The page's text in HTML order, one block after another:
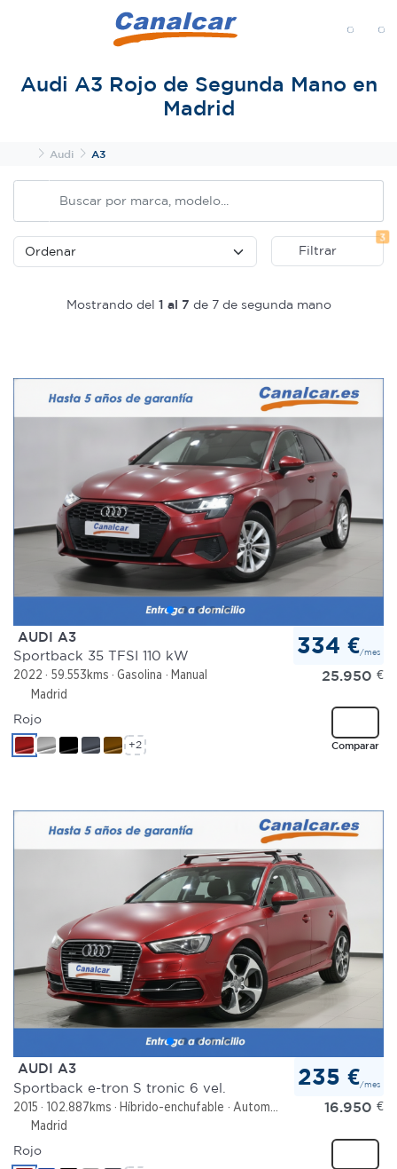
Audi A3 Rojo de Segunda Mano en
Madrid
InicioAudi A3
Filtrar
3
Mostrando del 1 al 7 de 7 de segunda mano
AUDI A3
Sportback 35 TFSI 110 kW
2022 59.553kms Gasolina
Manual
Madrid
334 €/mes
25.950 €
Comparar
Rojo
+2
AUDI A3
Sportback e-tron S tronic 6 vel.
2015 102.887kms Híbrido-enchufable
Automático
Madrid
235 €/mes
16.950 €
Rojo